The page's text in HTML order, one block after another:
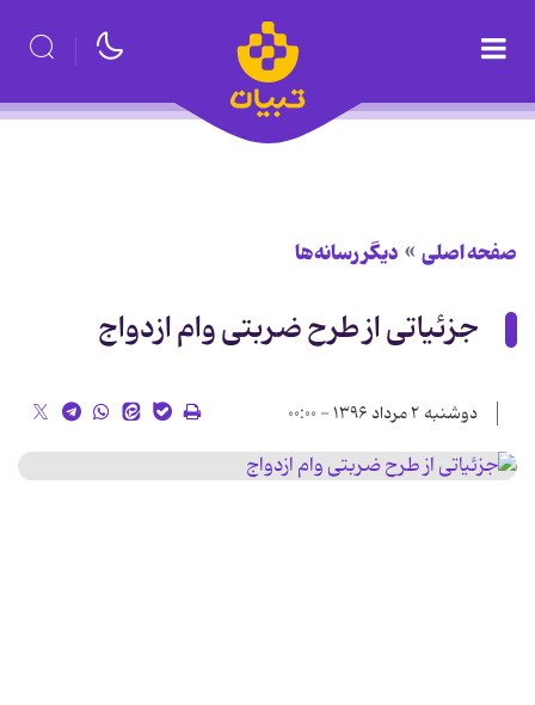
صفحه اصلی دیگر رسانه‌ها
جزئیاتی از طرح ضربتی وام ازدواج
دوشنبه ۲ مرداد ۱۳۹۶ - ۰۰:۰۰